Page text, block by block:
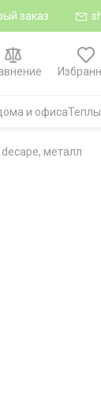
заказ
и офиса
металл